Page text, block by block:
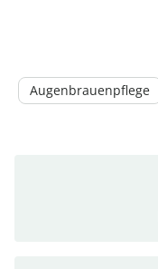
Augenbrauenpflege